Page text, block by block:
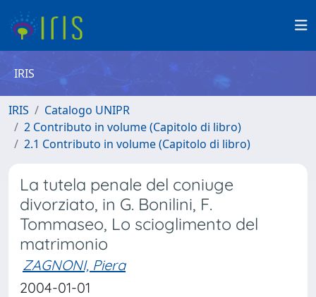
IRIS
IRIS
Catalogo UNIPR
2 Contributo in volume (Capitolo di libro)
2.1 Contributo in volume (Capitolo di libro)
La tutela penale del coniuge
divorziato, in G. Bonilini, F.
Tommaseo, Lo scioglimento del
matrimonio
ZAGNONI, Piera
2004-01-01